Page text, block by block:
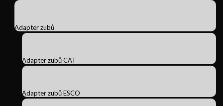
Adapter zubů
Adapter zubů CAT
Adapter zubů ESCO